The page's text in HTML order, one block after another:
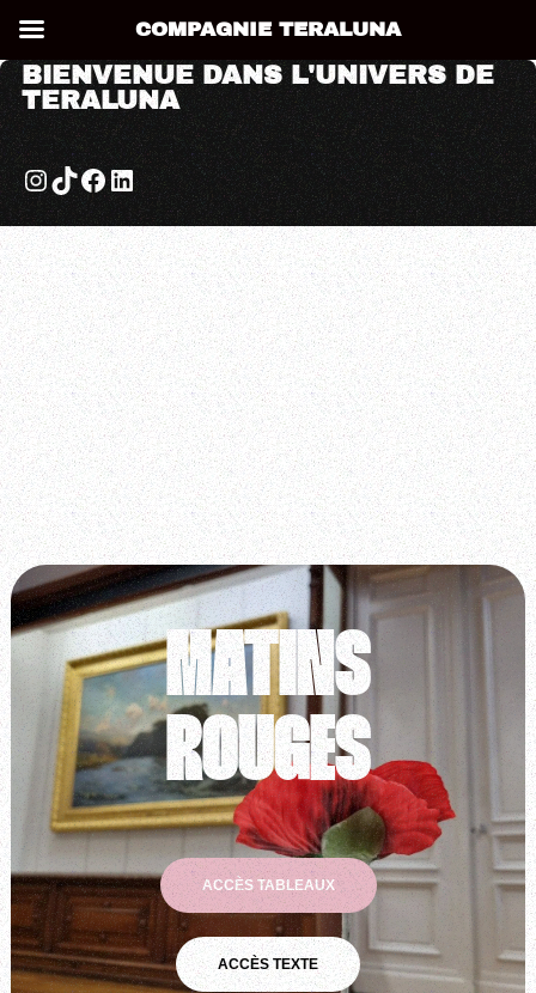
BIENVENUE DANS L'UNIVERS DE
TERALUNA
Compagnie de théâtre à Besançon
Compagnie de théâtre à Besançon
Matins Rouges
MATINS
ROUGES
ACCÈS TABLEAUX
ACCÈS TEXTE
COMPAGNIE TERALUNA